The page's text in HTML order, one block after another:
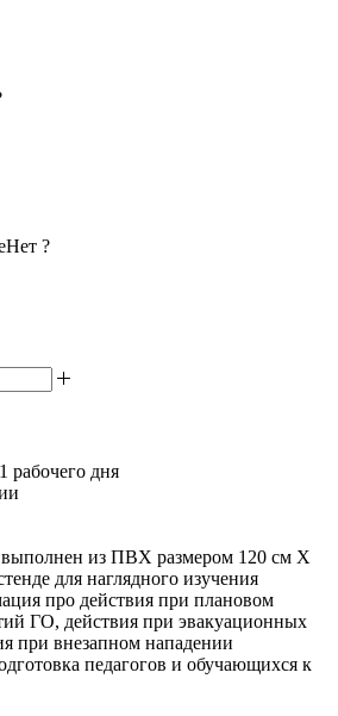
Нет ?
рабочего дня
из ПВХ размером 120 см Х
для наглядного изучения
про действия при плановом
ГО, действия при эвакуационных
при внезапном нападении
педагогов и обучающихся к